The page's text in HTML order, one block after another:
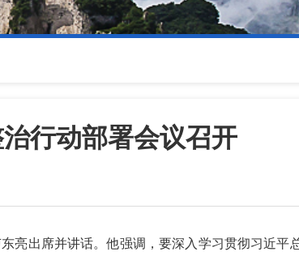
行动部署会议召开
亮出席并讲话。他强调，要深入学习贯彻习近平